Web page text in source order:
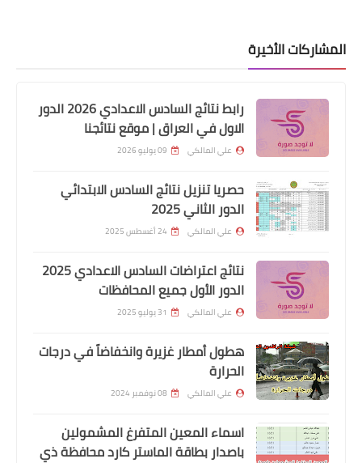
اخبار العامة
اخبار العامة
وزير التجارة علن اطلاق تجهيز الحصة
الخامسة من الطحين
المشاركات الأخيرة
رابط نتائج السادس الاعدادي 2026 الدور
الاول في العراق | موقع نتائجنا
علي المالكي 09 يوليو 2026
حصريا تنزيل نتائج السادس الابتدائي
الدور الثاني 2025
علي المالكي 24 أغسطس 2025
نتائج اعتراضات السادس الاعدادي 2025
الدور الأول جميع المحافظات
علي المالكي 31 يوليو 2025
هطول أمطار غزيرة وانخفاضاً في درجات
الحرارة
علي المالكي 08 نوفمبر 2024
اسماء المعين المتفرغ المشمولين
باصدار بطاقة الماستر كارد محافظة ذي